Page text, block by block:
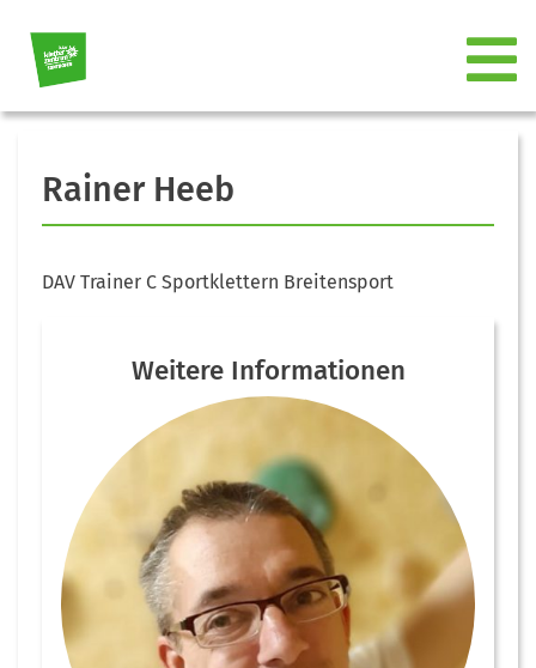
Rainer Heeb
DAV Trainer C Sportklettern Breitensport
Weitere Informationen